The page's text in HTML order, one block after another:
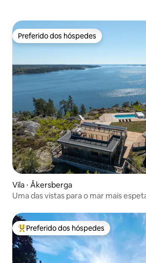
Preferido dos hóspedes
Preferido dos hóspedes
Vila ⋅ Åkersberga
Uma das vistas para o mar mais
Entre os melhores preferidos dos
Preferido dos hóspedes